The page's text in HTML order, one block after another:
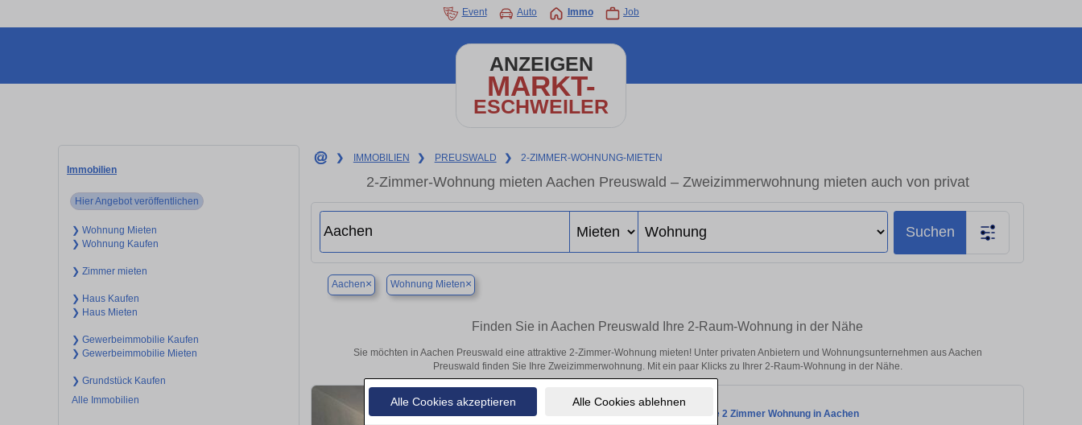
Alle Cookies akzeptieren Alle Cookies ablehnen
Event Auto Immo Job
ANZEIGEN
MARKT-
ESCHWEILER
Immobilien
Hier Angebot veröffentlichen
❯ Wohnung Mieten
❯ Wohnung Kaufen
❯ Zimmer mieten
❯ Haus Kaufen
❯ Haus Mieten
❯ Gewerbeimmobilie Kaufen
❯ Gewerbeimmobilie Mieten
❯ Grundstück Kaufen
Alle Immobilien
❯ IMMOBILIEN ❯ PREUSWALD ❯ 2-ZIMMER-WOHNUNG-MIETEN
2-Zimmer-Wohnung mieten Aachen Preuswald – Zweizimmerwohnung mieten auch von privat
Suchen
Aachen× Wohnung Mieten×
Finden Sie in Aachen Preuswald Ihre 2-Raum-Wohnung in der Nähe
Sie möchten in Aachen Preuswald eine attraktive 2-Zimmer-Wohnung mieten! Unter privaten Anbietern und Wohnungsunternehmen aus Aachen
Preuswald finden Sie Ihre Zweizimmerwohnung. Mit ein paar Klicks zu Ihrer 2-Raum-Wohnung in der Nähe.
gemütliche 2 Zimmer Wohnung in Aachen